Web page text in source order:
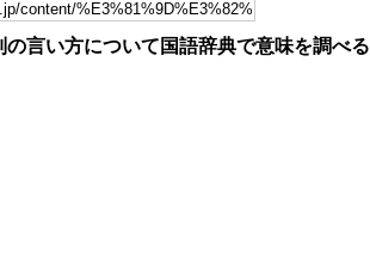
の言い方について国語辞典で意味を調べる